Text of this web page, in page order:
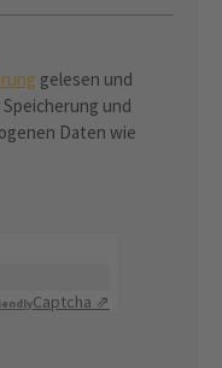
gelesen und
und
Daten wie
Captcha ⇗